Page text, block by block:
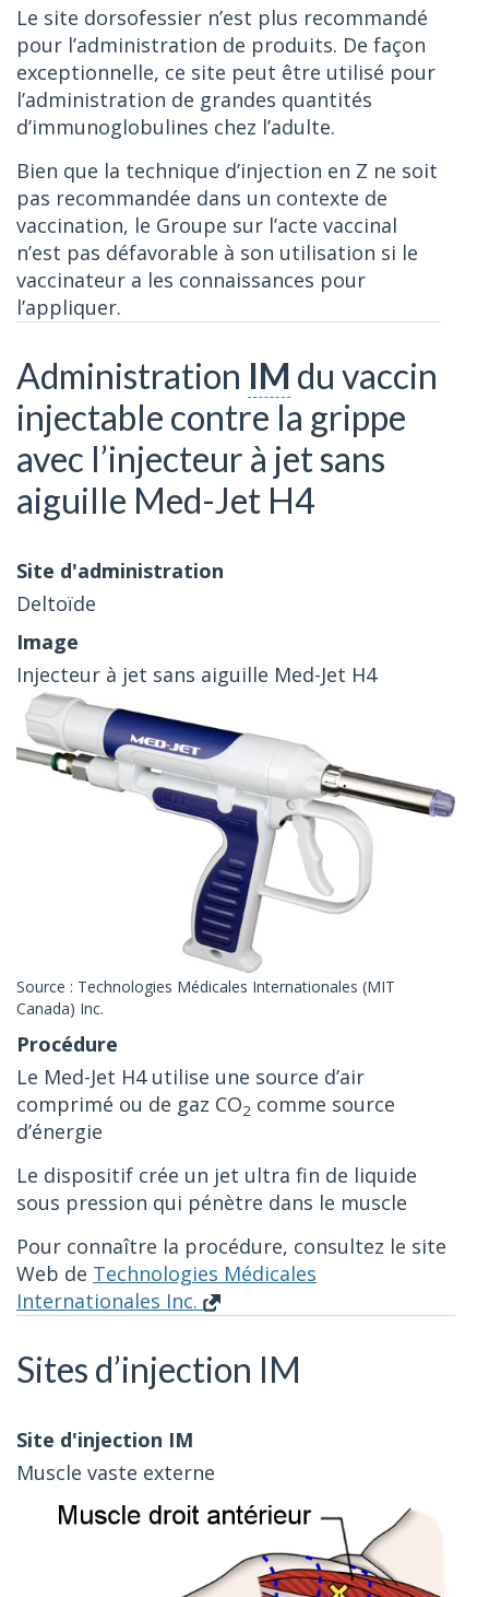
Le site dorsofessier n’est plus recommandé
pour l’administration de produits. De façon
exceptionnelle, ce site peut être utilisé pour
l’administration de grandes quantités
d’immunoglobulines chez l’adulte.
Bien que la technique d’injection en Z ne soit
pas recommandée dans un contexte de
vaccination, le Groupe sur l’acte vaccinal
n’est pas défavorable à son utilisation si le
vaccinateur a les connaissances pour
l’appliquer.
Administration IM du vaccin
injectable contre la grippe
avec l’injecteur à jet sans
aiguille Med-Jet H4
Deltoïde
Injecteur à jet sans aiguille Med-Jet H4
Source : Technologies Médicales Internationales (MIT
Canada) Inc.
Le Med-Jet H4 utilise une source d’air
comprimé ou de gaz CO2 comme source
d’énergie
Le dispositif crée un jet ultra fin de liquide
sous pression qui pénètre dans le muscle
Pour connaître la procédure, consultez le site
Web de Technologies Médicales
Internationales Inc.
Sites d’injection IM
Muscle vaste externe